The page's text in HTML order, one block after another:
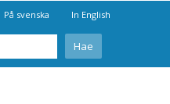
På svenska In English